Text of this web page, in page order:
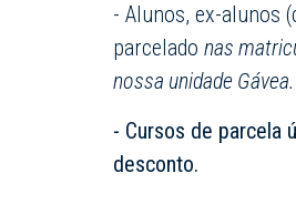
- Alunos, ex-alunos
parcelado nas
nossa unidade Gávea.
- Cursos de parcela
desconto.